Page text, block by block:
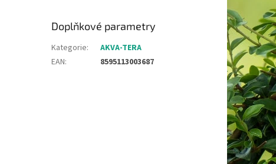
Doplňkové parametry
Kategorie:
AKVA-TERA
EAN: 8595113003687